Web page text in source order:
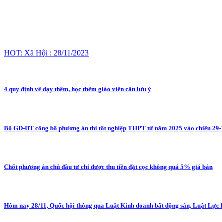
HOT: Xã Hội : 28/11/2023
4 quy định về dạy thêm, học thêm giáo viên cần lưu ý
Bộ GD-ĐT công bố phương án thi tốt nghiệp THPT từ năm 2025 vào chiều 29-
Chốt phương án chủ đầu tư chỉ được thu tiền đặt cọc không quá 5% giá bán
Hôm nay 28/11, Quốc hội thông qua Luật Kinh doanh bất động sản, Luật